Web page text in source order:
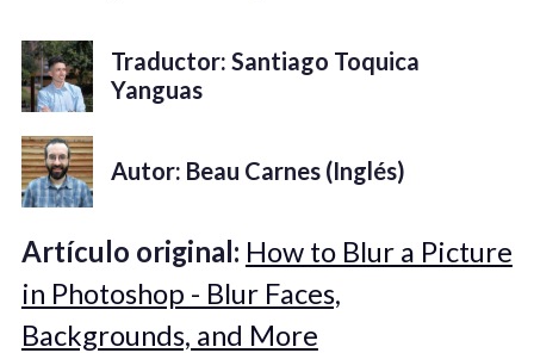
Traductor: Santiago Toquica
Yanguas
Autor: Beau Carnes (Inglés)
Artículo original: How to Blur a Picture
in Photoshop - Blur Faces,
Backgrounds, and More